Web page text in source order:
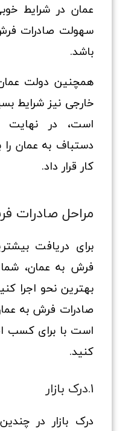
عمان در شرایط
سهولت صادرات
باشد.
همچنین دولت
خارجی نیز شرایط
است، در نهایت
دستباف به عمان را
کار قرار داد.
مراحل صادرات
برای دریافت
فرش به عمان، شما
بهترین نحو اجرا
صادرات فرش به
است با برای کسب
کنید.
1.درک بازار
درک بازار در